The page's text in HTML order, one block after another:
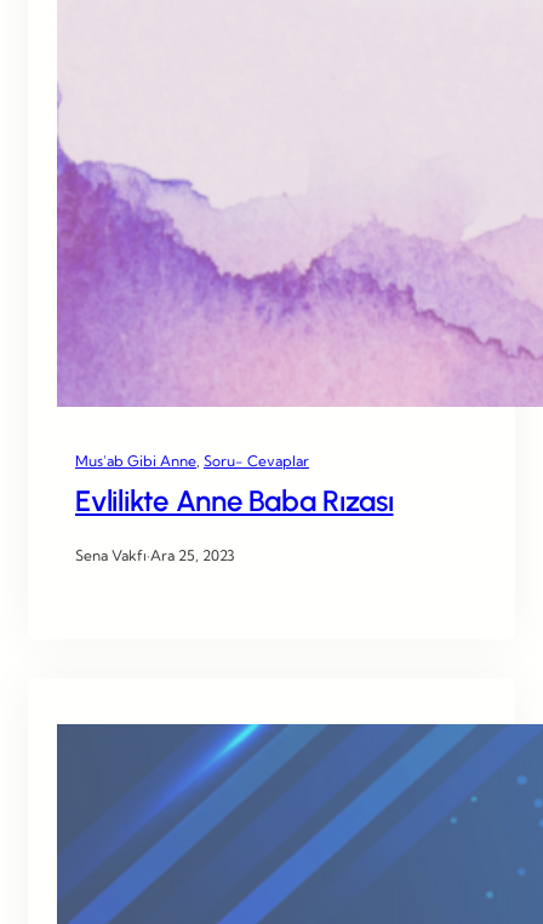
Mus’ab Gibi Anne Soru- Cevaplar
Evlilikte Anne Baba Rızası
Sena Vakfı·Ara 25, 2023